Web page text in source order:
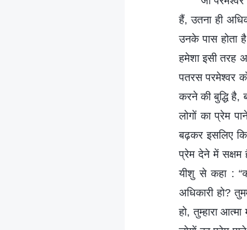
हैं, उतना ही
उनके पास होता
हमेशा इसी तरह
पतरस परमेश्वर
करने की बुद्धि है,
लोगों का प्रेम
बढ़कर इसलिए
प्रेम देने में
यीशु से कहा :
अधिकारी हो?
हो, तुम्हारा